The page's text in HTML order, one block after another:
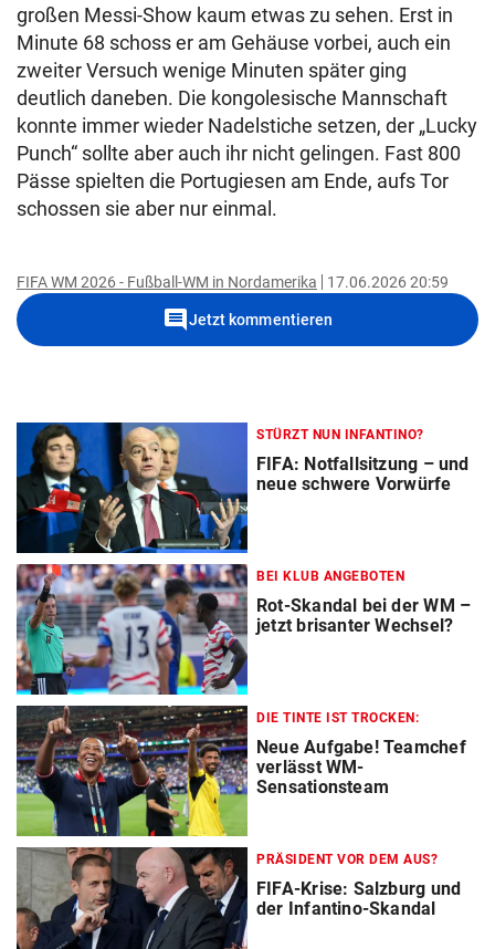
großen Messi-Show kaum etwas zu sehen. Erst in
Minute 68 schoss er am Gehäuse vorbei, auch ein
zweiter Versuch wenige Minuten später ging
deutlich daneben. Die kongolesische Mannschaft
konnte immer wieder Nadelstiche setzen, der „Lucky
Punch“ sollte aber auch ihr nicht gelingen. Fast 800
Pässe spielten die Portugiesen am Ende, aufs Tor
schossen sie aber nur einmal.
FIFA WM 2026 - Fußball-WM in Nordamerika 17.06.2026 20:59
commentJetzt kommentieren
STÜRZT NUN INFANTINO?
FIFA: Notfallsitzung – und
neue schwere Vorwürfe
BEI KLUB ANGEBOTEN
Rot-Skandal bei der WM –
jetzt brisanter Wechsel?
DIE TINTE IST TROCKEN:
Neue Aufgabe! Teamchef
verlässt WM-
Sensationsteam
PRÄSIDENT VOR DEM AUS?
FIFA-Krise: Salzburg und
der Infantino-Skandal